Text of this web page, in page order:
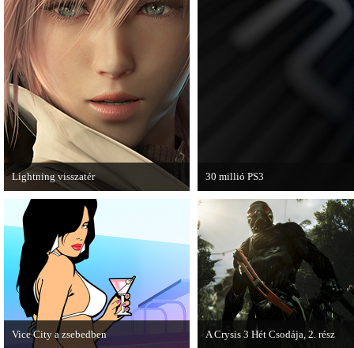
Lightning visszatér
Megjött a Lightning Returns: Final
Fantasy XIII című játék első hivatalos
videója.
30 millió PS3
A PAL régióban a PS3 átlépte a
Vice City a zsebedben A Crysis 3 Hét Csodája, 2. rész